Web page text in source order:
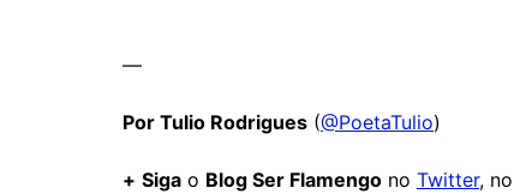
—
Por Tulio Rodrigues (@PoetaTulio)
+ Siga o Blog Ser Flamengo no Twitter, no